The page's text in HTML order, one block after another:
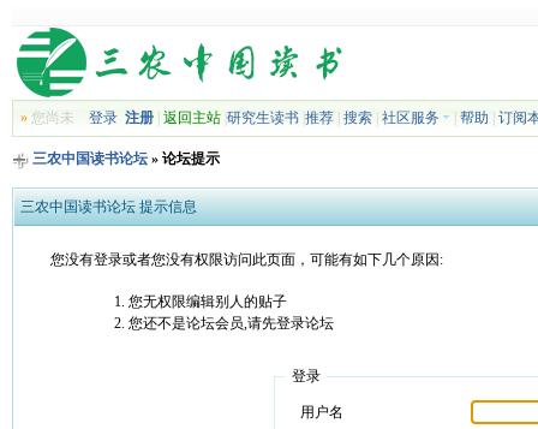
»您尚未 登录 注册| 返回主站| 研究生读书| 推荐| 搜索| 社区服务 帮助 订阅
三农中国读书论坛» 论坛提示
三农中国读书论坛 提示信息
您没有登录或者您没有权限访问此页面，可能有如下几个原因:
您无权限编辑别人的贴子
您还不是论坛会员,请先登录论坛
登录
用户名